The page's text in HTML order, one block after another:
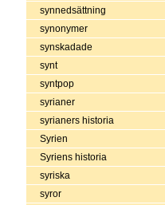
synnedsättning
synonymer
synskadade
synt
syntpop
syrianer
syrianers historia
Syrien
Syriens historia
syriska
syror